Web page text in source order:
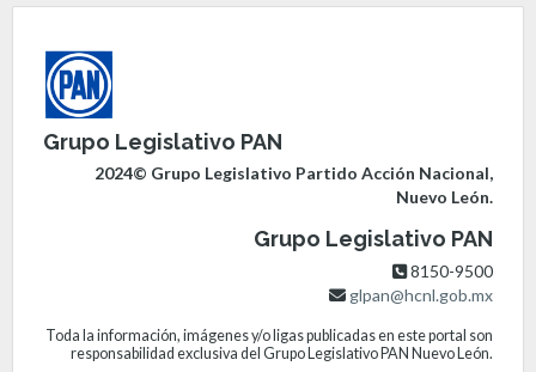
Grupo Legislativo PAN
2024© Grupo Legislativo Partido Acción Nacional,
Nuevo León.
Grupo Legislativo PAN
8150-9500
glpan@hcnl.gob.mx
Toda la información, imágenes y/o ligas publicadas en este portal son
responsabilidad exclusiva del Grupo Legislativo PAN Nuevo León.